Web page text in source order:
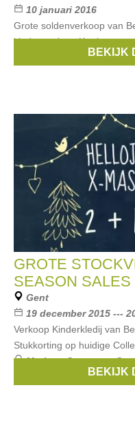
10 januari 2016
Grote soldenverkoop van
kindermerken. Kortingen
Someone,
BEKIJK
GROTE
SEASON
Gent
19 december 2015 ---
Verkoop Kinderkledij van
Stukkorting op huidige
Merken:Someone,
BEKIJK